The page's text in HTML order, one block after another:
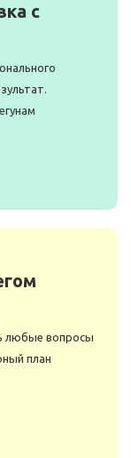
с
любые вопросы
план